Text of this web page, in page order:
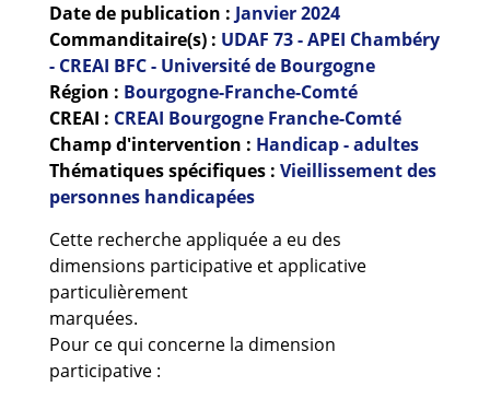
Espace emploi
Guides et outils
Actualités
ARSENE
Date de publication : Janvier2024
Commanditaire(s) : UDAF 73 - APEI Chambéry
- CREAI BFC - Université de Bourgogne
Région : Bourgogne-Franche-Comté
CREAI : CREAI Bourgogne Franche-Comté
Champ d'intervention : Handicap - adultes
Thématiques spécifiques : Vieillissement des
personnes handicapées
Cette recherche appliquée a eu des
dimensions participative et applicative
particulièrement
marquées.
Pour ce qui concerne la dimension
participative :